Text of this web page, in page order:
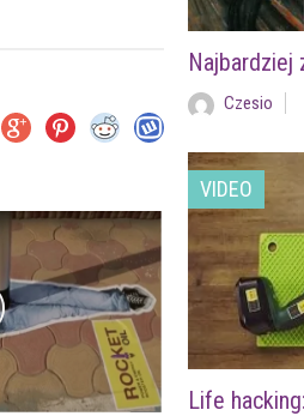
Najbardziej
Czesio
VIDEO
Life